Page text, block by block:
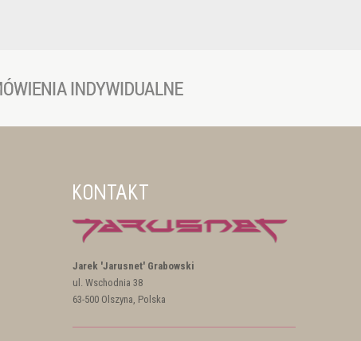
KONTAKT
Jarek 'Jarusnet' Grabowski
ul. Wschodnia 38
63-500 Olszyna, Polska